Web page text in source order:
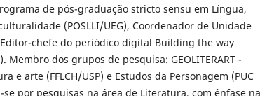
de pós-graduação stricto sensu em Língua,
(POSLLI/UEG), Coordenador de Unidade
chefe do periódico digital Building the way
Membro dos grupos de pesquisa: GEOLITERART -
e arte (FFLCH/USP) e Estudos da Personagem (PUC
se por pesquisas na área de Literatura, com ênfase na